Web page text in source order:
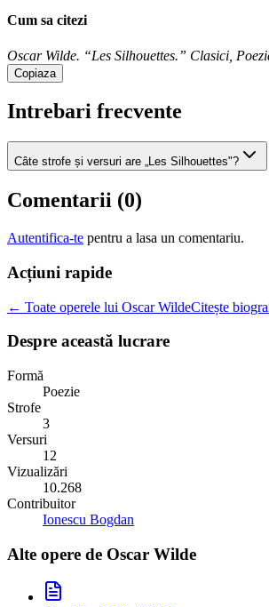
Cum sa citezi
Oscar Wilde. “Les Silhouettes.” Clasici,
Copiaza
Intrebari frecvente
Câte strofe și versuri are „Les Silhouettes"?
Comentarii (0)
Autentifica-te pentru a lasa un comentariu.
Acțiuni rapide
← Toate operele lui Oscar WildeCitește
Despre această lucrare
Formă
Poezie
Strofe
3
Versuri
12
Vizualizări
10.268
Contribuitor
Ionescu Bogdan
Alte opere de Oscar Wilde